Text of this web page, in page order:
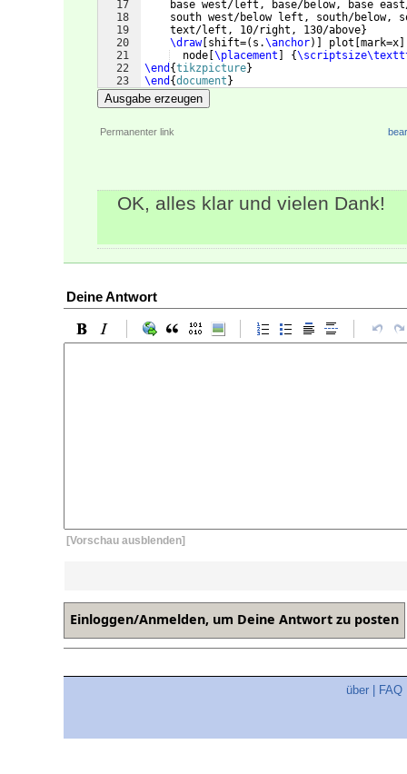
17
18
19
20
21
22
23
base west/left, base/below, base
south west/below left, south/below,
    text/left, 10/right, 130/above
}
\draw[ shift=( s.\anchor)] plot mark=x
  node
\placement {
\end {tikzpicture}
\end {document }
Ausgabe erzeugen
Permanenter link
OK, alles klar und vielen Dank!
Deine Antwort
[Vorschau ausblenden]
über FAQ